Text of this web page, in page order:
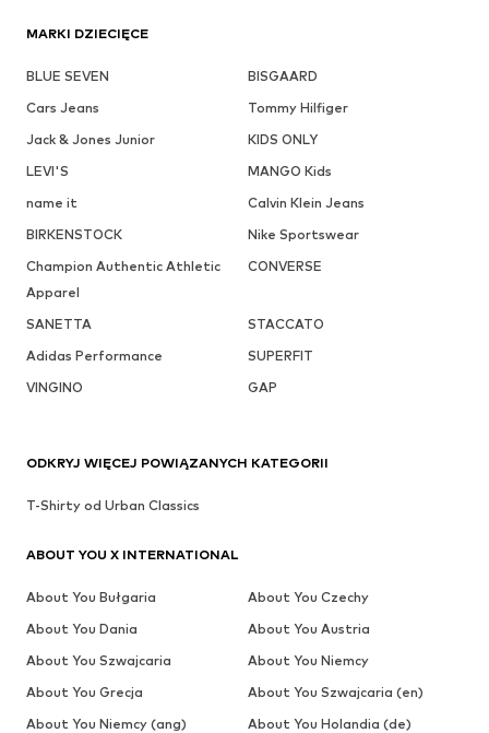
MARKI DZIECIĘCE
BLUE SEVEN
BISGAARD
Cars Jeans
Tommy Hilfiger
Jack & Jones Junior
KIDS ONLY
LEVI'S
MANGO Kids
name it
Calvin Klein Jeans
BIRKENSTOCK
Nike Sportswear
Champion Authentic Athletic
Apparel
CONVERSE
SANETTA
STACCATO
Adidas Performance
SUPERFIT
VINGINO
GAP
ODKRYJ WIĘCEJ POWIĄZANYCH KATEGORII
T-Shirty od Urban Classics
ABOUT YOU X INTERNATIONAL
About You Bułgaria
About You Czechy
About You Dania
About You Austria
About You Szwajcaria
About You Niemcy
About You Grecja
About You Szwajcaria (en)
About You Niemcy (ang)
About You Holandia (de)